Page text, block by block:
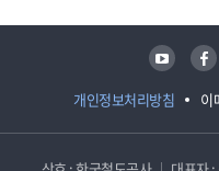
개인정보처리방침 이
유튜브 페이스북